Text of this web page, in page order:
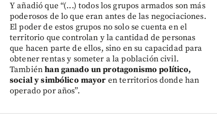
Y añadió que “(...) todos los grupos armados son más
poderosos de lo que eran antes de las negociaciones.
El poder de estos grupos no solo se cuenta en el
territorio que controlan y la cantidad de personas
que hacen parte de ellos, sino en su capacidad para
obtener rentas y someter a la población civil.
Tambiénhan ganado un protagonismo político,
social y simbólico mayor en territorios donde han
operado por años”.